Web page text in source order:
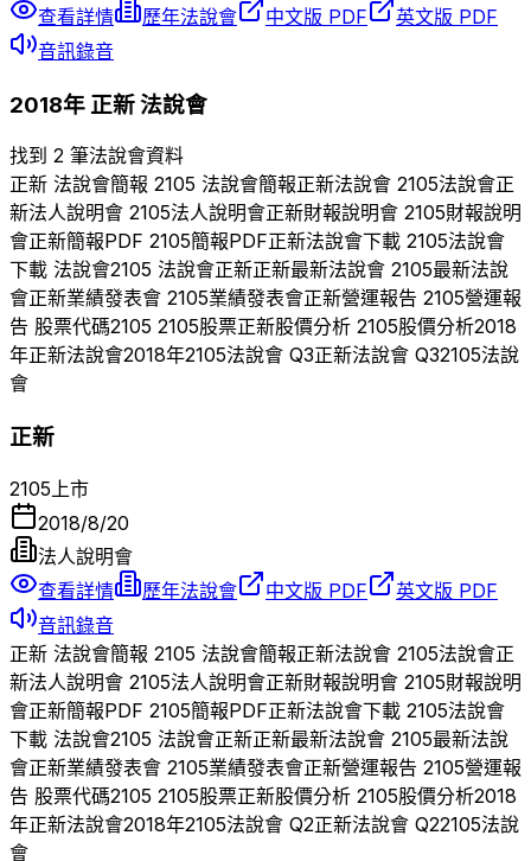
查看詳情 歷年法說會 中文版 PDF
英文版 PDF
音訊錄音
2018年 正新法說會
找到 2 筆法說會資料
正新 法說會簡報 2105 法說會簡報正新法說會 2105法說會正
新法人說明會 2105法人說明會正新財報說明會 2105財報說明
會正新簡報PDF 2105簡報PDF正新法說會下載 2105法說會
下載 法說會2105 法說會正新正新最新法說會 2105最新法說
會正新業績發表會 2105業績發表會正新營運報告 2105營運報
告 股票代碼2105 2105股票正新股價分析 2105股價分析2018
年正新法說會2018年2105法說會 Q3正新法說會 Q32105法說
會
正新
2105 上市
2018/8/20
法人說明會
查看詳情
歷年法說會 中文版 PDF
英文版 PDF
音訊錄音
正新 法說會簡報 2105 法說會簡報正新法說會 2105法說會正
新法人說明會 2105法人說明會正新財報說明會 2105財報說明
會正新簡報PDF 2105簡報PDF正新法說會下載 2105法說會
下載 法說會2105 法說會正新正新最新法說會 2105最新法說
會正新業績發表會 2105業績發表會正新營運報告 2105營運報
告 股票代碼2105 2105股票正新股價分析 2105股價分析2018
年正新法說會2018年2105法說會 Q2正新法說會 Q22105法說
會